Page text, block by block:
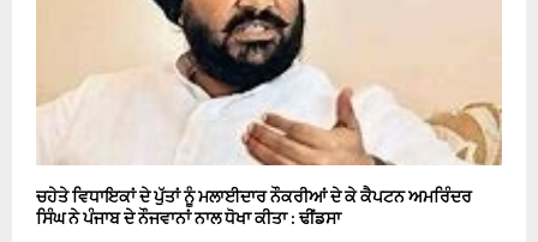
ਚਹੇਤੇ ਵਿਧਾਇਕਾਂ ਦੇ ਪੁੱਤਾਂ ਨੂੰ ਮਲਾਈਦਾਰ ਨੌਕਰੀਆਂ ਦੇ ਕੇ ਕੈਪਟਨ ਅਮਰਿੰਦਰ
ਸਿੰਘ ਨੇ ਪੰਜਾਬ ਦੇ ਨੌਜਵਾਨਾਂ ਨਾਲ ਧੋਖਾ ਕੀਤਾ : ਢੀਂਡਸਾ